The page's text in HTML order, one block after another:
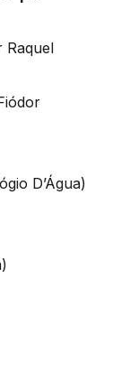
Raquel
D’Água)